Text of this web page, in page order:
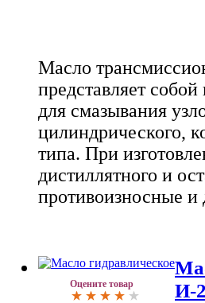
Масло
представляет
для смазывания
цилиндрического,
типа. При
дистиллятного и
противоизносные и
Оцените товар
И-